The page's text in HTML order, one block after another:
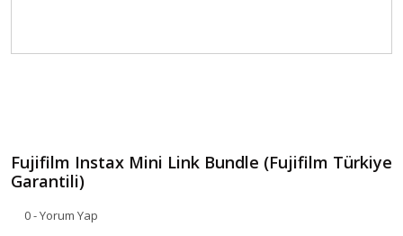
Fujifilm Instax Mini Link Bundle (Fujifilm Türkiye
Garantili)
0 - Yorum Yap